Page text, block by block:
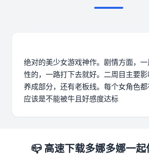
绝对的美少女游戏神作。剧情方面，
性的，一路打下去就好。二周目主要
养成部分，还有老板线。每个女角色
应该是不能被牛且好感度达标
📪 高速下载多娜多娜一起